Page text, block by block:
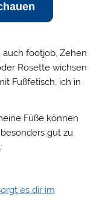
auch footjob, Zehen
Rosette wichsen
Fußfetisch, ich in
Füße können
gut zu
es dir im